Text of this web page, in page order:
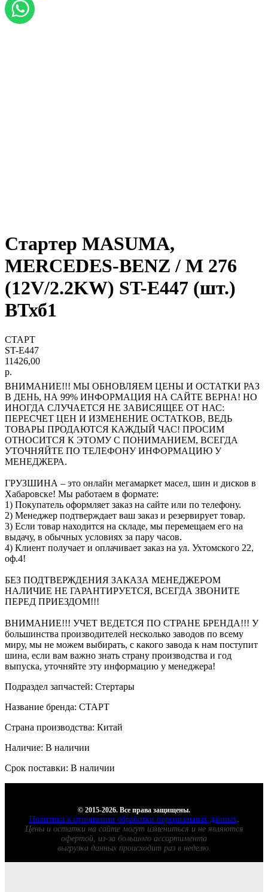
Стартер MASUMA,
MERCEDES-BENZ / M 276
(12V/2.2KW) ST-E447 (шт.)
ВТхб1
СТАРТ
ST-E447
11426,00
р.
ВНИМАНИЕ!!! МЫ ОБНОВЛЯЕМ ЦЕНЫ И ОСТАТКИ РАЗ
В ДЕНЬ, НА 99% ИНФОРМАЦИЯ НА САЙТЕ ВЕРНА! НО
ИНОГДА СЛУЧАЕТСЯ НЕ ЗАВИСЯЩЕЕ ОТ НАС:
ПЕРЕСЧЕТ ЦЕН И ИЗМЕНЕНИЕ ОСТАТКОВ, ВЕДЬ
ТОВАРЫ ПРОДАЮТСЯ КАЖДЫЙ ЧАС! ПРОСИМ
ОТНОСИТСЯ К ЭТОМУ С ПОНИМАНИЕМ, ВСЕГДА
УТОЧНЯЙТЕ ПО ТЕЛЕФОНУ ИНФОРМАЦИЮ У
МЕНЕДЖЕРА.
ГРУЗШИНА – это онлайн мегамаркет масел, шин и дисков в
Хабаровске! Мы работаем в формате:
1) Покупатель оформляет заказ на сайте или по телефону.
2) Менеджер подтверждает ваш заказ и резервирует товар.
3) Если товар находится на складе, мы перемещаем его на
выдачу, в обычных условиях за пару часов.
4) Клиент получает и оплачивает заказ на ул. Ухтомского 22,
оф.4!
БЕЗ ПОДТВЕРЖДЕНИЯ ЗАКАЗА МЕНЕДЖЕРОМ
НАЛИЧИЕ НЕ ГАРАНТИРУЕТСЯ, ВСЕГДА ЗВОНИТЕ
ПЕРЕД ПРИЕЗДОМ!!!
ВНИМАНИЕ!!! УЧЕТ ВЕДЕТСЯ ПО СТРАНЕ БРЕНДА!!! У
большинства производителей несколько заводов по всему
миру, мы не можем выбирать, с какого завода к нам поступит
шина, если вам важно знать страну производства и год
выпуска, уточняйте эту информацию у менеджера!
Подраздел запчастей: Стертары
Название бренда: СТАРТ
Страна производства: Китай
Наличие: В наличии
Срок поставки: В наличии
© 2015-2026. Все права защищены.
Политика в отношении обработки персональных данных.
Цены и остатки на сайте могут измениться и не являются
офертой, из-за большого ассортимента
выгрузка данных происходит раз в неделю.